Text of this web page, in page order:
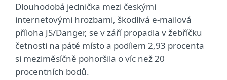
Dlouhodobá jednička mezi českými
internetovými hrozbami, škodlivá e-mailová
příloha JS/Danger, se v září propadla v žebříčku
četnosti na páté místo a podílem 2,93 procenta
si meziměsíčně pohoršila o víc než 20
procentních bodů.